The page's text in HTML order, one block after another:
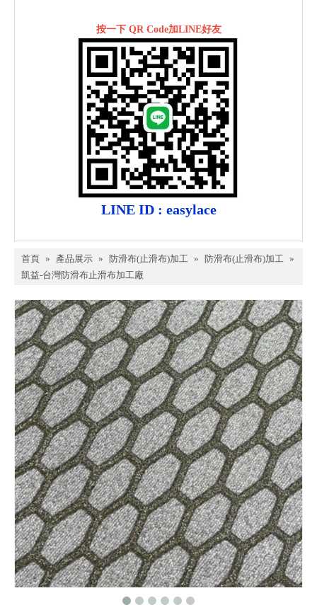
按一下 QR Code加LINE好友
LINE ID : easylace
首頁 » 產品展示 » 防滑布(止滑布)加工 » 防滑布(止滑布)加工 »
凱益-台灣防滑布止滑布加工廠